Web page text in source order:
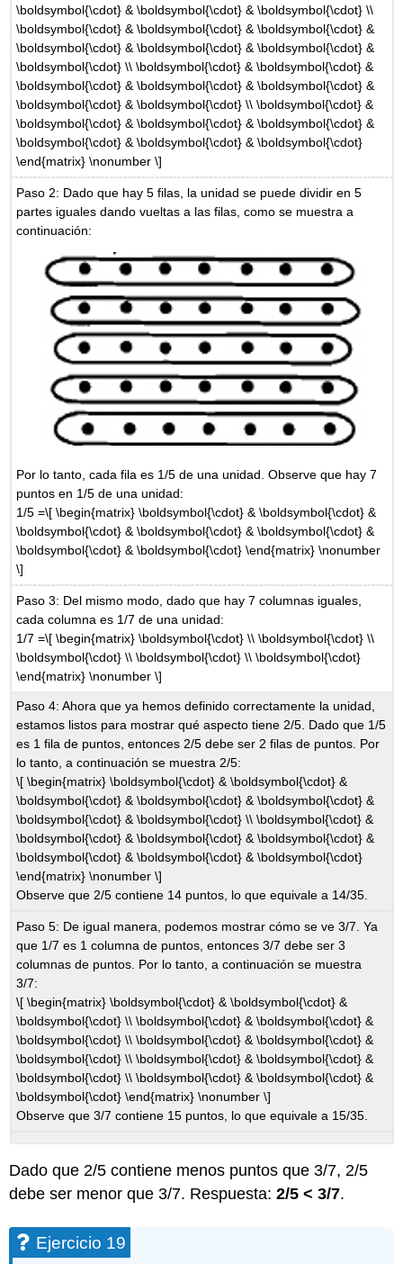
\boldsymbol{\cdot} & \boldsymbol{\cdot} & \boldsymbol{\cdot} \\
\boldsymbol{\cdot} & \boldsymbol{\cdot} & \boldsymbol{\cdot} &
\boldsymbol{\cdot} & \boldsymbol{\cdot} & \boldsymbol{\cdot} &
\boldsymbol{\cdot} \\ \boldsymbol{\cdot} & \boldsymbol{\cdot} &
\boldsymbol{\cdot} & \boldsymbol{\cdot} & \boldsymbol{\cdot} &
\boldsymbol{\cdot} & \boldsymbol{\cdot} \\ \boldsymbol{\cdot} &
\boldsymbol{\cdot} & \boldsymbol{\cdot} & \boldsymbol{\cdot} &
\boldsymbol{\cdot} & \boldsymbol{\cdot} & \boldsymbol{\cdot}
\end{matrix} \nonumber \]
Paso 2: Dado que hay 5 filas, la unidad se puede dividir en 5
partes iguales dando vueltas a las filas, como se muestra a
continuación:
Por lo tanto, cada fila es 1/5 de una unidad. Observe que hay 7
puntos en 1/5 de una unidad:
1/5 =\[ \begin{matrix} \boldsymbol{\cdot} & \boldsymbol{\cdot} &
\boldsymbol{\cdot} & \boldsymbol{\cdot} & \boldsymbol{\cdot} &
\boldsymbol{\cdot} & \boldsymbol{\cdot} \end{matrix} \nonumber
\]
Paso 3: Del mismo modo, dado que hay 7 columnas iguales,
cada columna es 1/7 de una unidad:
1/7 =\[ \begin{matrix} \boldsymbol{\cdot} \\ \boldsymbol{\cdot} \\
\boldsymbol{\cdot} \\ \boldsymbol{\cdot} \\ \boldsymbol{\cdot}
\end{matrix} \nonumber \]
Paso 4: Ahora que ya hemos definido correctamente la unidad,
estamos listos para mostrar qué aspecto tiene 2/5. Dado que 1/5
es 1 fila de puntos, entonces 2/5 debe ser 2 filas de puntos. Por
lo tanto, a continuación se muestra 2/5:
\[ \begin{matrix} \boldsymbol{\cdot} & \boldsymbol{\cdot} &
\boldsymbol{\cdot} & \boldsymbol{\cdot} & \boldsymbol{\cdot} &
\boldsymbol{\cdot} & \boldsymbol{\cdot} \\ \boldsymbol{\cdot} &
\boldsymbol{\cdot} & \boldsymbol{\cdot} & \boldsymbol{\cdot} &
\boldsymbol{\cdot} & \boldsymbol{\cdot} & \boldsymbol{\cdot}
\end{matrix} \nonumber \]
Observe que 2/5 contiene 14 puntos, lo que equivale a 14/35.
Paso 5: De igual manera, podemos mostrar cómo se ve 3/7. Ya
que 1/7 es 1 columna de puntos, entonces 3/7 debe ser 3
columnas de puntos. Por lo tanto, a continuación se muestra
3/7:
\[ \begin{matrix} \boldsymbol{\cdot} & \boldsymbol{\cdot} &
\boldsymbol{\cdot} \\ \boldsymbol{\cdot} & \boldsymbol{\cdot} &
\boldsymbol{\cdot} \\ \boldsymbol{\cdot} & \boldsymbol{\cdot} &
\boldsymbol{\cdot} \\ \boldsymbol{\cdot} & \boldsymbol{\cdot} &
\boldsymbol{\cdot} \\ \boldsymbol{\cdot} & \boldsymbol{\cdot} &
\boldsymbol{\cdot} \end{matrix} \nonumber \]
Observe que 3/7 contiene 15 puntos, lo que equivale a 15/35.
Dado que 2/5 contiene menos puntos que 3/7, 2/5
debe ser menor que 3/7. Respuesta:2/5 < 3/7.
Ejercicio 19